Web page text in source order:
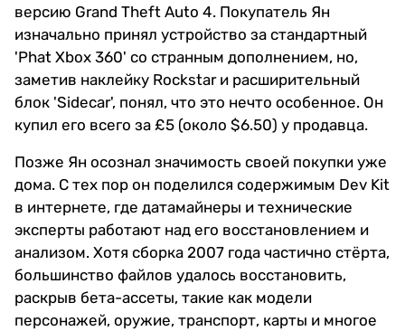
версию Grand Theft Auto 4. Покупатель Ян
изначально принял устройство за стандартный
'Phat Xbox 360' со странным дополнением, но,
заметив наклейку Rockstar и расширительный
блок 'Sidecar', понял, что это нечто особенное. Он
купил его всего за £5 (около $6.50) у продавца.
Позже Ян осознал значимость своей покупки уже
дома. С тех пор он поделился содержимым Dev Kit
в интернете, где датамайнеры и технические
эксперты работают над его восстановлением и
анализом. Хотя сборка 2007 года частично стёрта,
большинство файлов удалось восстановить,
раскрыв бета-ассеты, такие как модели
персонажей, оружие, транспорт, карты и многое